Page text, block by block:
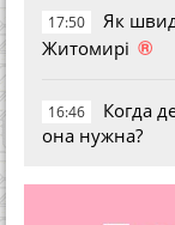
17:50
Як
Житомирі ®
16:46
Когда
она нужна?